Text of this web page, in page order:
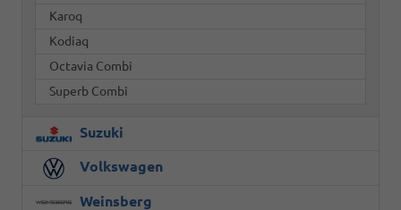
Karoq
Kodiaq
Octavia Combi
Superb Combi
Suzuki
Volkswagen
Weinsberg